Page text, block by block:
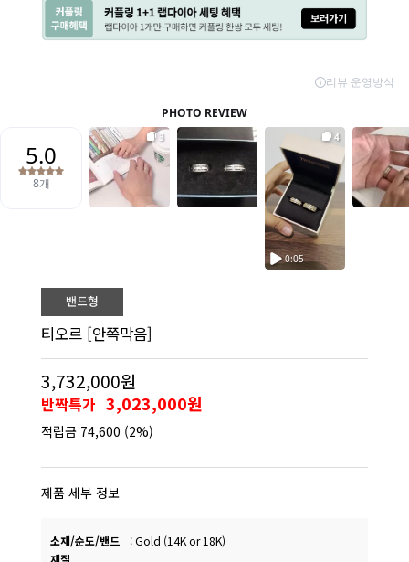
티오르 [안쪽막음]
3,732,000원
반짝특가 3,023,000원
적립금 74,600 (2%)
제품 세부 정보
소재/순도/밴드
:Gold (14K or 18K)